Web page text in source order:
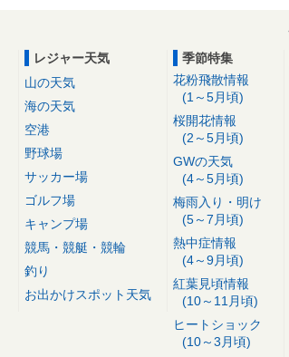
レジャー天気
山の天気
海の天気
空港
野球場
サッカー場
ゴルフ場
キャンプ場
競馬・競艇・競輪
釣り
お出かけスポット天気
季節特集
花粉飛散情報
(1～5月頃)
桜開花情報
(2～5月頃)
GWの天気
(4～5月頃)
梅雨入り・明け
(5～7月頃)
熱中症情報
(4～9月頃)
紅葉見頃情報
(10～11月頃)
ヒートショック
(10～3月頃)